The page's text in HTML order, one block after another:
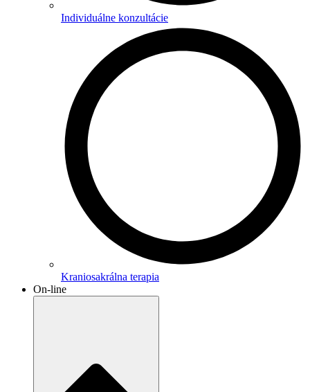
Individuálne konzultácie
Kraniosakrálna terapia
On-line